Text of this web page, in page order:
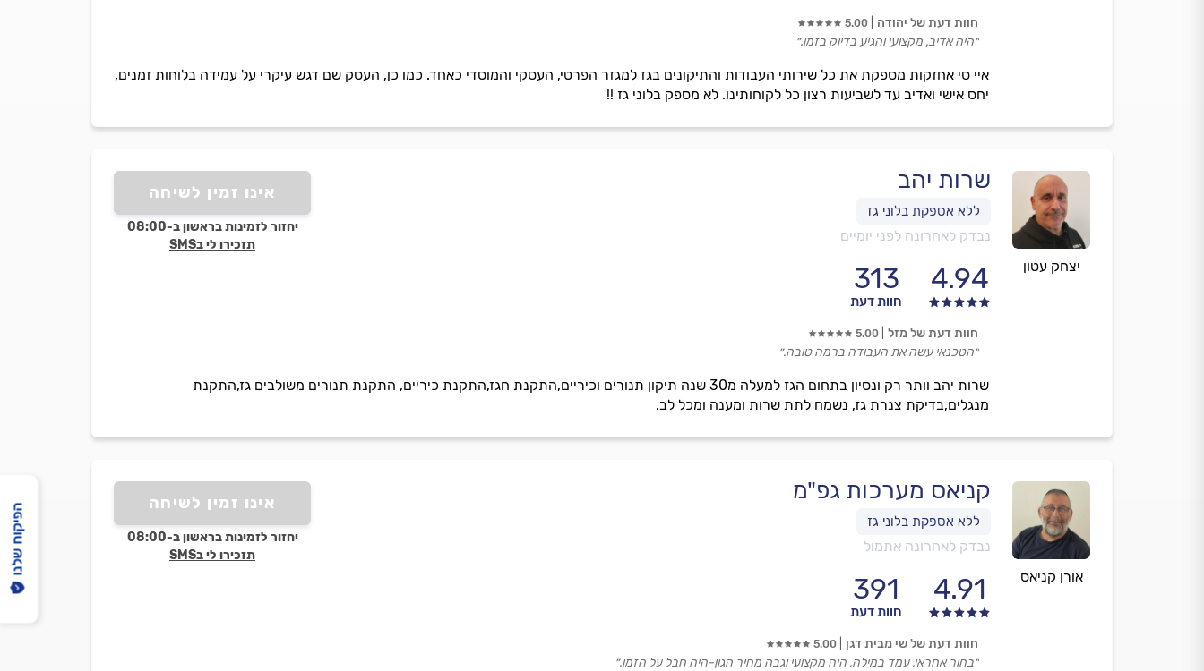
איי סי אחזקות מספקת את כל שירותי העבודות והתיקונים בגז למגזר הפרטי, העסקי והמוסדי כאחד. כמו כן, העסק שם דגש עיקרי על עמידה בלוחות זמנים,
יחס אישי ואדיב עד לשביעות רצון כל לקוחותינו. לא מספק בלוני גז !!
חוות דעת של יהודה 5.00
״היה אדיב, מקצועי והגיע בדיוק בזמן.״
יצחק עטון
שרות יהב
נבדק לאחרונה לפני יומיים
4.94
313
חוות דעת
אינו זמין לשיחה
יחזור לזמינות בראשון ב-08:00
תזכירו לי בSMS
שרות יהב וותר רק ונסיון בתחום הגז למעלה מ30 שנה תיקון תנורים וכיריים,התקנת חגז,התקנת כיריים, התקנת תנורים משולבים גז,התקנת
מנגלים,בדיקת צנרת גז, נשמח לתת שרות ומענה ומכל לב.
חוות דעת של מזל 5.00
״הטכנאי עשה את העבודה ברמה טובה.״
אורן קניאס
קניאס מערכות גפ"מ
נבדק לאחרונה אתמול
4.91
391
חוות דעת
אינו זמין לשיחה
יחזור לזמינות בראשון ב-08:00
תזכירו לי בSMS
חוות דעת של שי מבית דגן 5.00
״בחור אחראי, עמד במילה, היה מקצועי וגבה מחיר הגון-היה חבל על הזמן.״
הפיקוח שלנו